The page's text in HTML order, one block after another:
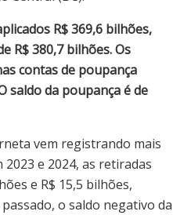
R$ 369,6 bilhões,
R$ 380,7 bilhões. Os
contas de poupança
saldo da poupança é de
vem registrando mais
e 2024, as retiradas
e R$ 15,5 bilhões,
o saldo negativo da